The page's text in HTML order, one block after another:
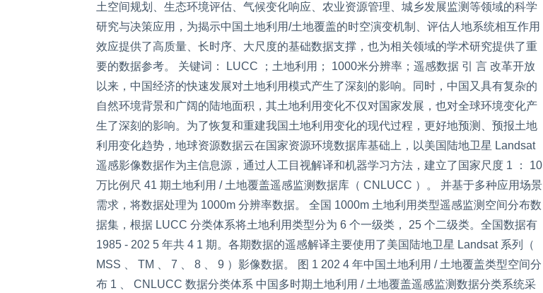
土空间规划、生态环境评估、气候变化响应、农业资源管理、城乡发展监测等领域的科学
研究与决策应用，为揭示中国土地利用/土地覆盖的时空演变机制、评估人地系统相互作用
效应提供了高质量、长时序、大尺度的基础数据支撑，也为相关领域的学术研究提供了重
要的数据参考。 关键词： LUCC ；土地利用； 1000米分辨率；遥感数据 引 言 改革开放
以来，中国经济的快速发展对土地利用模式产生了深刻的影响。同时，中国又具有复杂的
自然环境背景和广阔的陆地面积，其土地利用变化不仅对国家发展，也对全球环境变化产
生了深刻的影响。为了恢复和重建我国土地利用变化的现代过程，更好地预测、预报土地
利用变化趋势，地球资源数据云在国家资源环境数据库基础上，以美国陆地卫星 Landsat
遥感影像数据作为主信息源，通过人工目视解译和机器学习方法，建立了国家尺度 1 ： 10
万比例尺 41 期土地利用 / 土地覆盖遥感监测数据库（ CNLUCC ）。 并基于多种应用场景
需求，将数据处理为 1000m 分辨率数据。 全国 1000m 土地利用类型遥感监测空间分布数
据集，根据 LUCC 分类体系将土地利用类型分为 6 个一级类， 25 个二级类。全国数据有
1985 - 202 5 年共 4 1 期。各期数据的遥感解译主要使用了美国陆地卫星 Landsat 系列（
MSS 、 TM 、 7 、 8 、 9 ）影像数据。 图 1 202 4 年中国土地利用 / 土地覆盖类型空间分
布 1 、 CNLUCC 数据分类体系 中国多时期土地利用 / 土地覆盖遥感监测数据分类系统采